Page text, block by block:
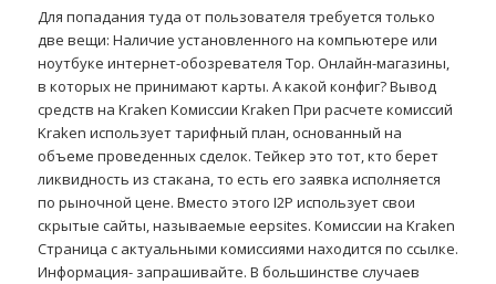
Для попадания туда от пользователя требуется только
две вещи: Наличие установленного на компьютере или
ноутбуке интернет-обозревателя Тор. Онлайн-магазины,
в которых не принимают карты. А какой конфиг? Вывод
средств на Kraken Комиссии Kraken При расчете комиссий
Kraken использует тарифный план, основанный на
объеме проведенных сделок. Тейкер это тот, кто берет
ликвидность из стакана, то есть его заявка исполняется
по рыночной цене. Вместо этого I2P использует свои
скрытые сайты, называемые eepsites. Комиссии на Kraken
Страница с актуальными комиссиями находится по ссылке.
Информация- запрашивайте. В большинстве случаев